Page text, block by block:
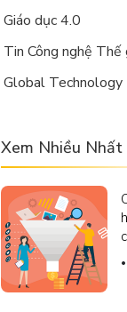
Giáo dục 4.0
Tin Công nghệ Thế
Global Technology
Xem Nhiều Nhất